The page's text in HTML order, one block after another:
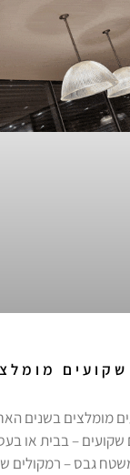
מומלצים בשנים
שקועים – בבית או
גבס – רמקולים